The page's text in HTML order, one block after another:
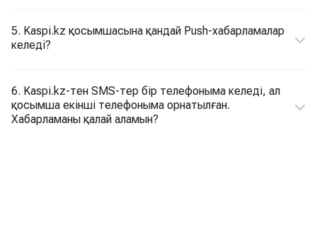
5. Kaspi.kz қосымшасына қандай Push-хабарламалар
келеді?
6. Kaspi.kz-тен SMS-тер бір телефоныма келеді, ал
қосымша екінші телефоныма орнатылған.
Хабарламаны қалай аламын?